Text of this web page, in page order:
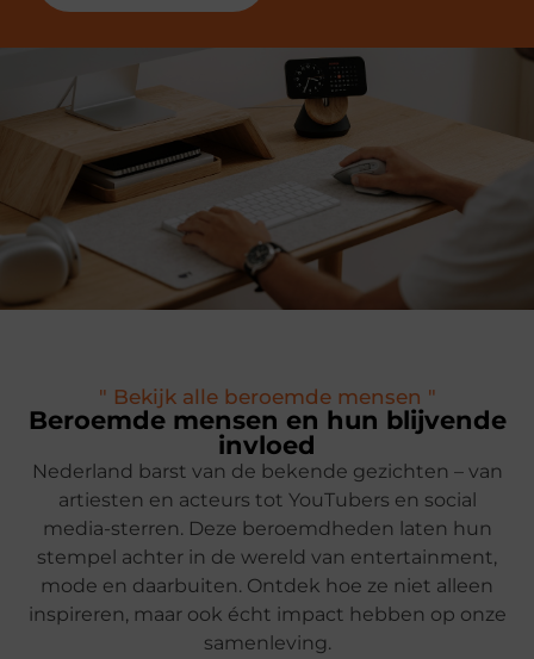
" Bekijk alle beroemde mensen "
Beroemde mensen en hun blijvende
invloed
Nederland barst van de bekende gezichten – van
artiesten en acteurs tot YouTubers en social
media-sterren. Deze beroemdheden laten hun
stempel achter in de wereld van entertainment,
mode en daarbuiten. Ontdek hoe ze niet alleen
inspireren, maar ook écht impact hebben op onze
samenleving.